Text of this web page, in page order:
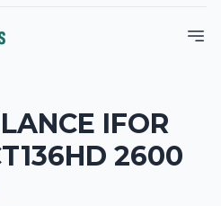
IFOR
2600